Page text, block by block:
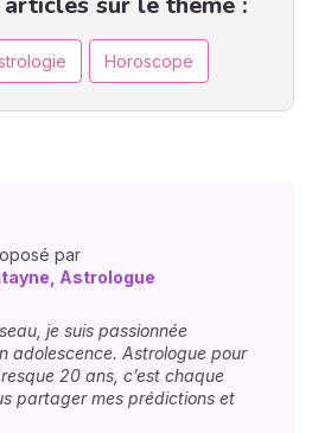
Horoscope
par
Astrologue
je suis passionnée
adolescence. Astrologue pour
20 ans, c’est chaque
partager mes prédictions et